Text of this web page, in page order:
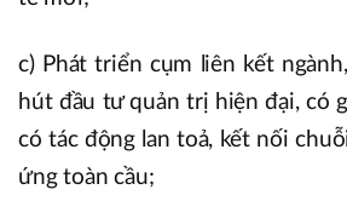
c) Phát triển cụm liên kết
hút đầu tư quản trị hiện đại, có
có tác động lan toả, kết nối
ứng toàn cầu;